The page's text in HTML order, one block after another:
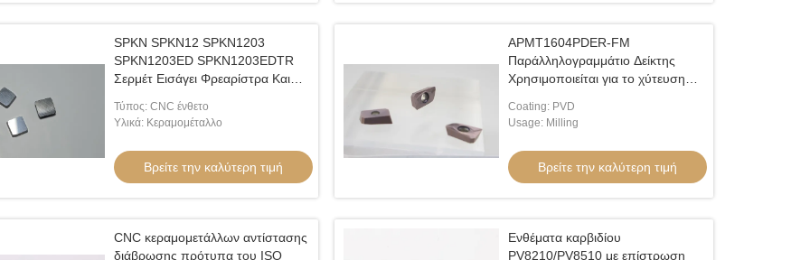
SPKN SPKN12 SPKN1203
SPKN1203ED SPKN1203EDTR
Σερμέτ Εισάγει Φρεαρίστρα Και
Τύπος: CNC ένθετο
Υλικά: Κεραμομέταλλο
Βρείτε την καλύτερη τιμή
APMT1604PDER-FM
Παράλληλογραμμάτιο Δείκτης
Χρησιμοποιείται για το χύτευση
για το χύτευση καρβιδίων Κόπτης
Χρησιμοποιείται για το χύτευση
καρβιδίων Εισάγει Χρησιμοποιείται
για το χύτευση CNC
Coating: PVD
Usage: Milling
Βρείτε την καλύτερη τιμή
CNC κεραμομετάλλων αντίστασης
διάβρωσης πρότυπα του ISO
Ενθέματα καρβιδίου
PV8210/PV8510 με επίστρωση